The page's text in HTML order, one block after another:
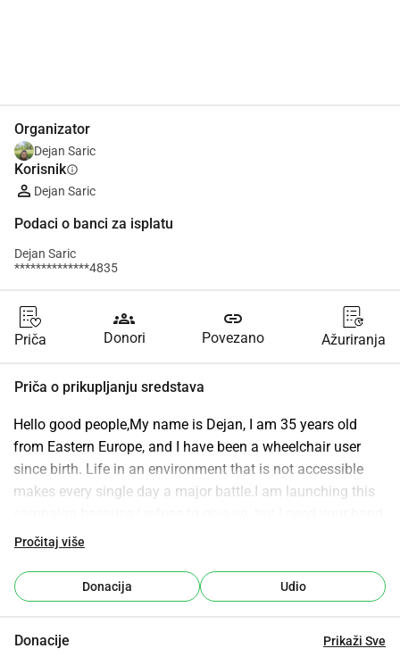
Organizator
Dejan Saric
Korisnikinfo
Dejan Saric
Podaci o banci za isplatu
Dejan Saric
**************4835
Priča
groups
Donori
link
Povezano Ažuriranja
Priča o prikupljanju sredstava
Hello good people,My name is Dejan, I am 35 years old
from Eastern Europe, and I have been a wheelchair user
since birth. Life in an environment that is not accessible
makes every single day a major battle.I am launching this
to move forward. Your small donation will directly help me
equipment for daily movement.
Accessible Living: Adjusting my living space so I can
Basic Dignity: Overcoming the limitations that financial
Pročitaj više
Donacija Udio
Donacije Prikaži Sve